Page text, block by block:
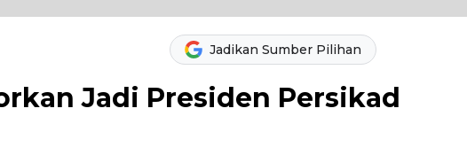
Jadikan Sumber Pilihan
Jadi Presiden Persikad